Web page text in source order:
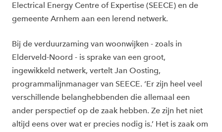
Electrical Energy Centre of Expertise (SEECE) en de
gemeente Arnhem aan een lerend netwerk.
Bij de verduurzaming van woonwijken - zoals in
Elderveld-Noord - is sprake van een groot,
ingewikkeld netwerk, vertelt Jan Oosting,
programmalijnmanager van SEECE. ‘Er zijn heel veel
verschillende belanghebbenden die allemaal een
ander perspectief op de zaak hebben. Ze zijn het niet
altijd eens over wat er precies nodig is.’ Het is zaak om